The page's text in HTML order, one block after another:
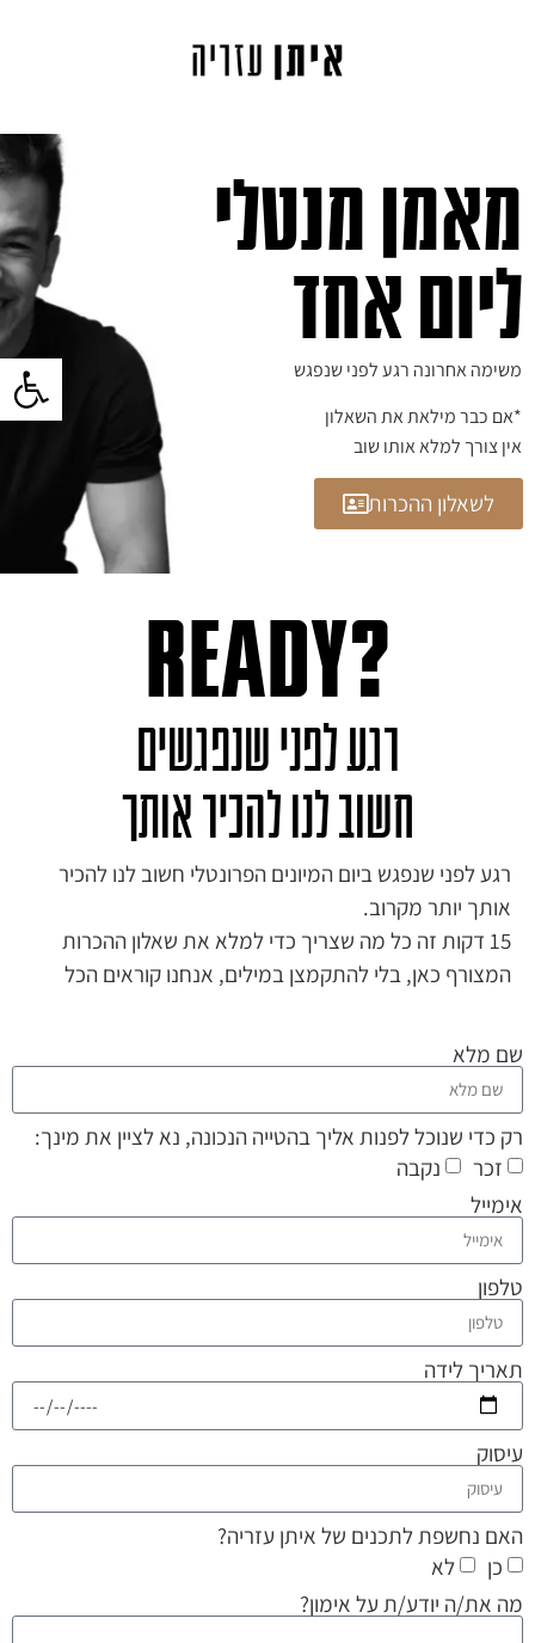
פתח
מאמן מנטלי
ליום אחד
משימה אחרונה רגע לפני שנפגש
*אם כבר מילאת את השאלון
אין צורך למלא אותו שוב
לשאלון ההכרות
?ready
רגע לפני שנפגשים
חשוב לנו להכיר אותך
רגע לפני שנפגש ביום המיונים הפרונטלי חשוב לנו להכיר
אותך יותר מקרוב.
15 דקות זה כל מה שצריך כדי למלא את שאלון ההכרות
המצורף כאן, בלי להתקמצן במילים, אנחנו קוראים הכל
שם מלא
רק כדי שנוכל לפנות אליך בהטייה הנכונה, נא לציין את מינך:
זכר
נקבה
אימייל
טלפון
תאריך לידה
עיסוק
האם נחשפת לתכנים של איתן עזריה?
כן
לא
מה את/ה יודע/ת על אימון?